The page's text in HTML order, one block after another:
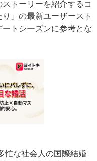
トーリーを紹介するコ
」の最新ユーザースト
トシーズンに参考とな
忙な社会人の国際結婚